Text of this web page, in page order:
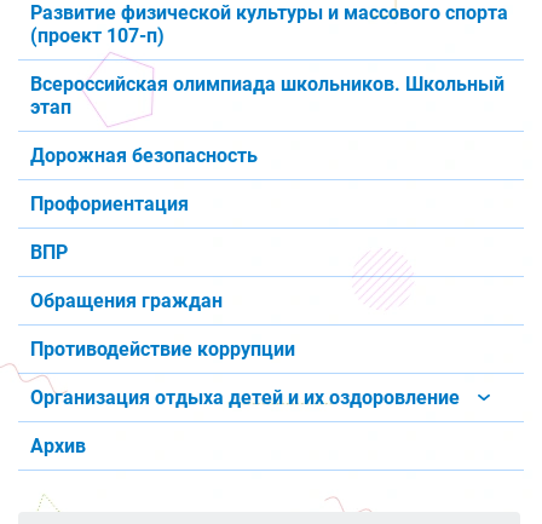
Развитие физической культуры и массового спорта
(проект 107-п)
Всероссийская олимпиада школьников. Школьный
этап
Дорожная безопасность
Профориентация
ВПР
Обращения граждан
Противодействие коррупции
Организация отдыха детей и их оздоровление
Архив